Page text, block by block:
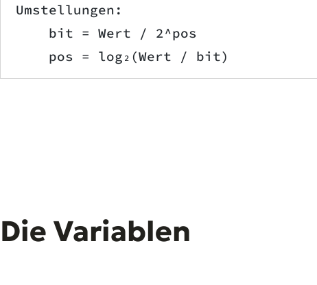
Umstellungen:
    bit = Wert / 2^pos
    pos = log₂(Wert / bit)
Die Variablen